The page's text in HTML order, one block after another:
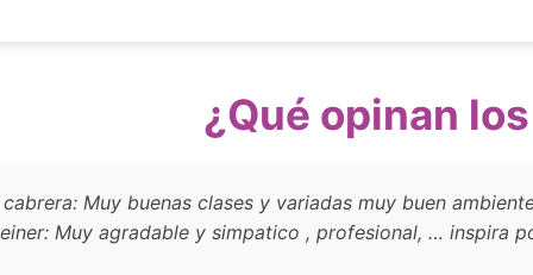
¿Qué opinan
Muy buenas clases y variadas muy buen
Muy agradable y simpatico , profesional, … inspira